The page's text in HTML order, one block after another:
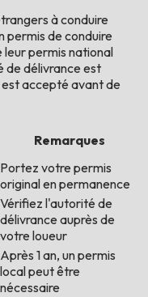
à conduire
permis de conduire
permis national
de délivrance est
accepté avant de
Remarques
Portez votre permis
original en permanence
Vérifiez l'autorité de
délivrance auprès de
votre loueur
Après 1 an, un permis
local peut être
nécessaire